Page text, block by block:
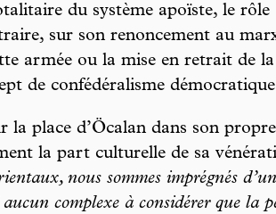
du système apoïste, le rôle
sur son renoncement au
armée ou la mise en retrait de
de confédéralisme démocratique
place d’Öcalan dans son propre
la part culturelle de sa
nous sommes imprégnés
complexe à considérer que la